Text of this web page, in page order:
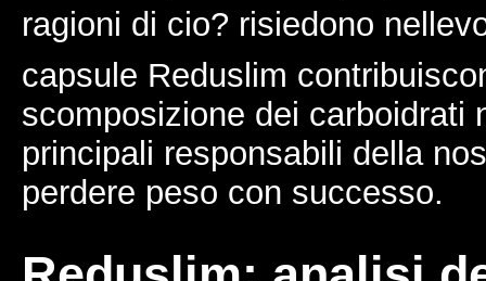
ragioni di cio? risiedono
capsule Reduslim
scomposizione dei carboidrati
principali responsabili della
perdere peso con successo.